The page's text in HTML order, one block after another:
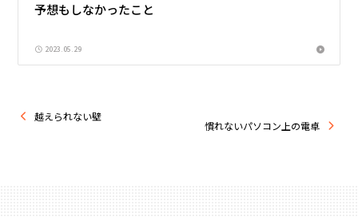
予想もしなかったこと
2023.05.29
越えられない壁
慣れないパソコン上の電卓